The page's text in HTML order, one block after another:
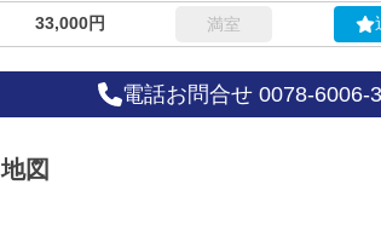
33,000円 満室
電話お問合せ 0078-6006-
地図